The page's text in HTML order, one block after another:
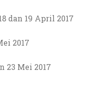
dan 19 April 2017
2017
23 Mei 2017